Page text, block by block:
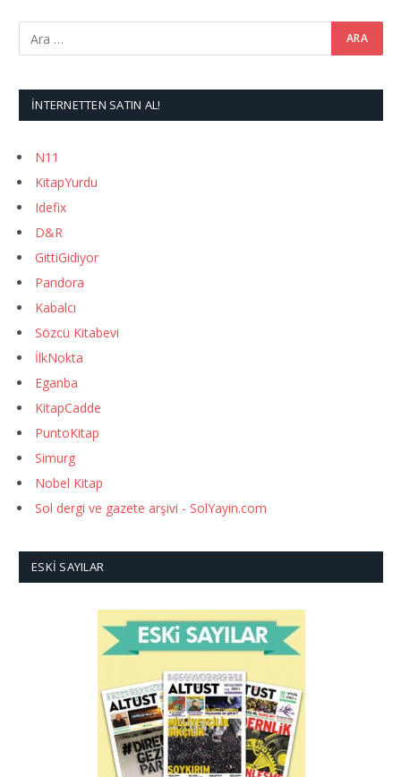
İNTERNETTEN SATIN AL!
N11
KitapYurdu
Idefix
D&R
GittiGidiyor
Pandora
Kabalcı
Sözcü Kitabevi
İlkNokta
Eganba
KitapCadde
PuntoKitap
Simurg
Nobel Kitap
Sol dergi ve gazete arşivi - SolYayin.com
ESKI SAYILAR